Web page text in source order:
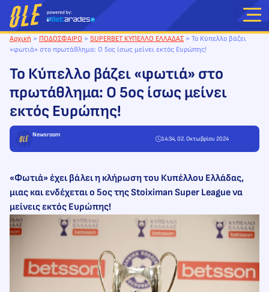
Μετάβαση
στο
περιεχόμενο
Αρχική > ΠΟΔΟΣΦΑΙΡΟ > SUPERBET ΚΥΠΕΛΛΟ ΕΛΛΑΔΑΣ > Το Κύπελλο βάζει
«φωτιά» στο πρωτάθλημα: Ο 5ος ίσως μείνει εκτός Ευρώπης!
Το Κύπελλο βάζει «φωτιά» στο
πρωτάθλημα: Ο 5ος ίσως μείνει
εκτός Ευρώπης!
Newsroom
14:34, 02. Οκτωβρίου 2024
«Φωτιά» έχει βάλει η κλήρωση του Κυπέλλου Ελλάδας,
μιας και ενδέχεται ο 5ος της Stoiximan Super League να
μείνεις εκτός Ευρώπης!